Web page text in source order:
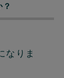
なりま